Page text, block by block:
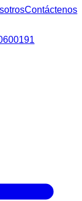
Contáctenos